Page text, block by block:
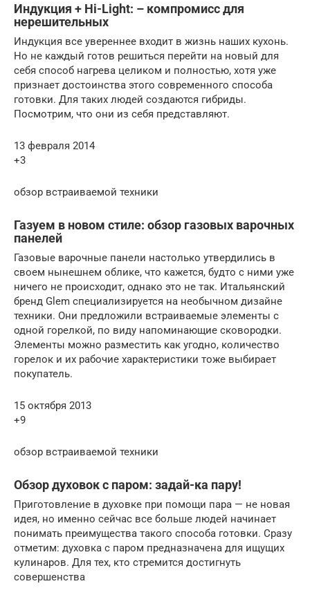
Индукция + Hi-Light: – компромисс для
нерешительных
Индукция все увереннее входит в жизнь наших кухонь.
Но не каждый готов решиться перейти на новый для
себя способ нагрева целиком и полностью, хотя уже
признает достоинства этого современного способа
готовки. Для таких людей создаются гибриды.
Посмотрим, что они из себя представляют.
13 февраля 2014
+3
обзор встраиваемой техники
Газуем в новом стиле: обзор газовых варочных
панелей
Газовые варочные панели настолько утвердились в
своем нынешнем облике, что кажется, будто с ними уже
ничего не происходит, однако это не так. Итальянский
бренд Glem специализируется на необычном дизайне
техники. Они предложили встраиваемые элементы с
одной горелкой, по виду напоминающие сковородки.
Элементы можно разместить как угодно, количество
горелок и их рабочие характеристики тоже выбирает
покупатель.
15 октября 2013
+9
обзор встраиваемой техники
Обзор духовок с паром: задай-ка пару!
Приготовление в духовке при помощи пара — не новая
идея, но именно сейчас все больше людей начинает
понимать преимущества такого способа готовки. Сразу
отметим: духовка с паром предназначена для ищущих
кулинаров. Для тех, кто стремится достигнуть
совершенства